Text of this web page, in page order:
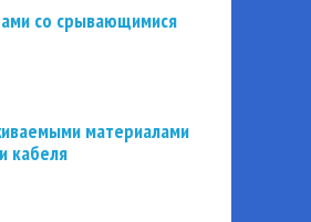
со срывающимися
материалами
кабеля